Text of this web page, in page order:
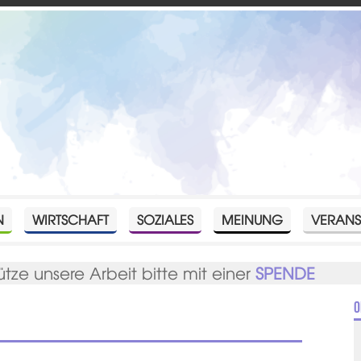
WIRTSCHAFT SOZIALES MEINUNG
unsere Arbeit bitte mit einerSPENDE